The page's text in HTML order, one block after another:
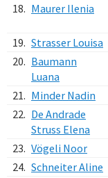
18. Maurer Ilenia
19. Strasser Louisa
20. Baumann
Luana
21. Minder Nadin
22. De Andrade
Struss Elena
23. Vögeli Noor
24. Schneiter Aline